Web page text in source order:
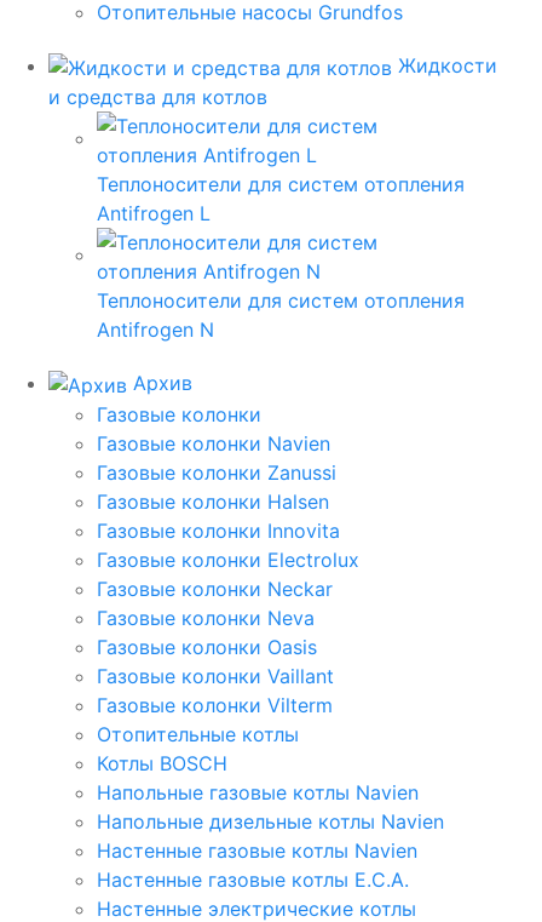
Отопительные насосы Grundfos
Жидкости
и средства для котлов
Теплоносители для систем отопления
Antifrogen L
Теплоносители для систем отопления
Antifrogen N
Архив
Газовые колонки
Газовые колонки Navien
Газовые колонки Zanussi
Газовые колонки Halsen
Газовые колонки Innovita
Газовые колонки Electrolux
Газовые колонки Neckar
Газовые колонки Neva
Газовые колонки Oasis
Газовые колонки Vaillant
Газовые колонки Vilterm
Отопительные котлы
Котлы BOSCH
Напольные газовые котлы Navien
Напольные дизельные котлы Navien
Настенные газовые котлы Navien
Настенные газовые котлы E.C.A.
Настенные электрические котлы